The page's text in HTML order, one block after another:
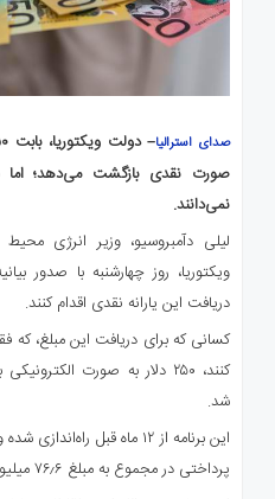
صدای استرالیا
صورت نقدی بازگشت می‌دهد؛ اما
نمی‌دانند.
لیلی دآمبروسیو، وزیر انرژی
ویکتوریا، روز چهارشنبه با صدور
دریافت این یارانه نقدی اقدام کنند.
کسانی که برای دریافت این مبلغ،
کنند، ۲۵۰ دلار به صورت
شد.
پرداختی در مجموع به مبلغ ۷۶٫۶ میلیون دلار انجام شده است.